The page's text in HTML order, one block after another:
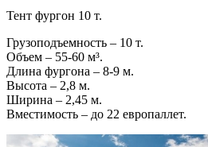
Тент фургон 10 т.
Грузоподъемность – 10 т.
Объем – 55-60 м³.
Длина фургона – 8-9 м.
Высота – 2,8 м.
Ширина – 2,45 м.
Вместимость – до 22 европаллет.